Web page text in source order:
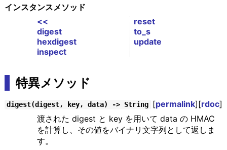
インスタンスメソッド
<<
digest
hexdigest
inspect
reset
to_s
update
特異メソッド
digest(digest, key, data) -> String [permalink][rdoc]
渡された digest と key を用いて data の HMAC
を計算し、その値をバイナリ文字列として返しま
す。